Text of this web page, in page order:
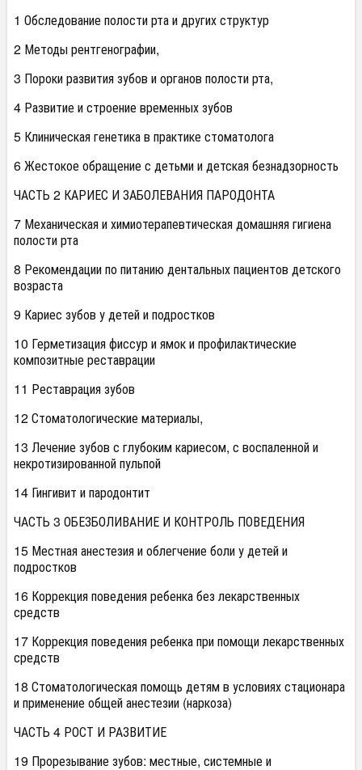
1 Обследование полости рта и других структур
2 Методы рентгенографии,
3 Пороки развития зубов и органов полости рта,
4 Развитие и строение временных зубов
5 Клиническая генетика в практике стоматолога
6 Жестокое обращение с детьми и детская безнадзорность
ЧАСТЬ 2 КАРИЕС И ЗАБОЛЕВАНИЯ ПАРОДОНТА
7 Механическая и химиотерапевтическая домашняя гигиена
полости рта
8 Рекомендации по питанию дентальных пациентов детского
возраста
9 Кариес зубов у детей и подростков
10 Герметизация фиссур и ямок и профилактические
композитные реставрации
11 Реставрация зубов
12 Стоматологические материалы,
13 Лечение зубов с глубоким кариесом, с воспаленной и
некротизированной пульпой
14 Гингивит и пародонтит
ЧАСТЬ 3 ОБЕЗБОЛИВАНИЕ И КОНТРОЛЬ ПОВЕДЕНИЯ
15 Местная анестезия и облегчение боли у детей и
подростков
16 Коррекция поведения ребенка без лекарственных
средств
17 Коррекция поведения ребенка при помощи лекарственных
средств
18 Стоматологическая помощь детям в условиях стационара
и применение общей анестезии (наркоза)
ЧАСТЬ 4 РОСТ И РАЗВИТИЕ
19 Прорезывание зубов: местные, системные и